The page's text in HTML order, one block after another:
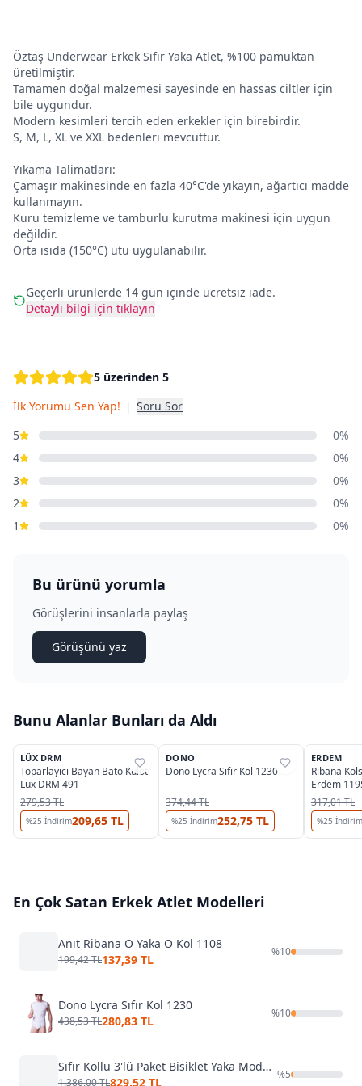
Öztaş Underwear Erkek Sıfır Yaka Atlet, %100 pamuktan
üretilmiştir.
Tamamen doğal malzemesi sayesinde en hassas ciltler için
bile uygundur.
Modern kesimleri tercih eden erkekler için birebirdir.
S, M, L, XL ve XXL bedenleri mevcuttur.
Yıkama Talimatları:
Çamaşır makinesinde en fazla 40°C'de yıkayın, ağartıcı madde
kullanmayın.
Kuru temizleme ve tamburlu kurutma makinesi için uygun
değildir.
Orta ısıda (150°C) ütü uygulanabilir.
Geçerli ürünlerde 14 gün içinde ücretsiz iade.
Detaylı bilgi için tıklayın
5 üzerinden 5
İlk Yorumu Sen Yap! | Soru Sor
5
0%
4
0%
3
0%
2
0%
1
0%
Bu ürünü yorumla
Görüşlerini insanlarla paylaş
Görüşünü yaz
Bunu Alanlar Bunları da Aldı
%25
LÜX DRM
Toparlayıcı Bayan Bato Külot
Lüx DRM 491
279,53 TL
%25 İndirim209,65 TL
%42
DONO
Dono Lycra Sıfır Kol 1230
374,44 TL
%25 İndirim252,75 TL
%90
ERDEM
Rıbana
Erdem
317,01 TL
%25 İndirim
En Çok Satan Erkek Atlet Modelleri
Anıt Ribana O Yaka O Kol 1108
199,42 TL137,39 TL
%10
Dono Lycra Sıfır Kol 1230
438,53 TL280,83 TL
%10
Sıfır Kollu 3'lü Paket Bisiklet Yaka Modal Erkek Beyaz Atlet Yıldız 75
1.386,00 TL829,52 TL
%5